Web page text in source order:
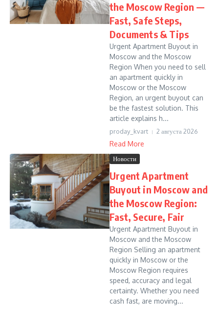
the Moscow Region —
Fast, Safe Steps,
Documents & Tips
Urgent Apartment Buyout in
Moscow and the Moscow
Region When you need to sell
an apartment quickly in
Moscow or the Moscow
Region, an urgent buyout can
be the fastest solution. This
article explains h...
proday_kvart 2 августа 2026
Read More
Новости
Urgent Apartment
Buyout in Moscow and
the Moscow Region:
Fast, Secure, Fair
Urgent Apartment Buyout in
Moscow and the Moscow
Region Selling an apartment
quickly in Moscow or the
Moscow Region requires
speed, accuracy and legal
certainty. Whether you need
cash fast, are moving...